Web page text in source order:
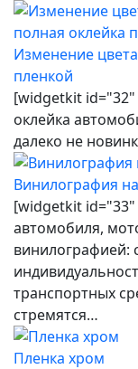
Изменение
пленкой
[widgetkit
оклейка
далеко не
Винилография
[widgetkit
автомобиля,
винилографией:
транспортных
стремятся…
Пленка хром